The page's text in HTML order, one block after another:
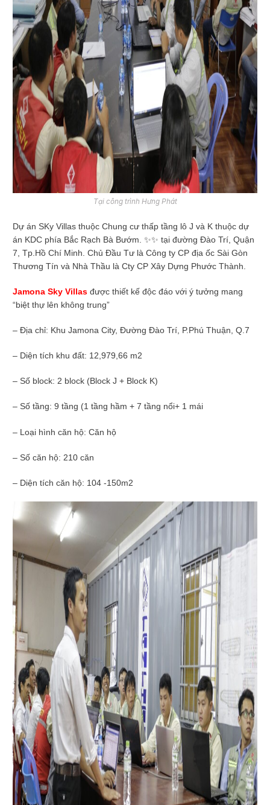
Tại công trình Hưng Phát
Dự án SKy Villas thuộc Chung cư thấp tầng lô J và K thuộc dự
án KDC phía Bắc Rạch Bà Bướm.✨✨ tại đường Đào Trí, Quận
7, Tp.Hồ Chí Minh. Chủ Đầu Tư là Công ty CP địa ốc Sài Gòn
Thương Tín và Nhà Thầu là Cty CP Xây Dựng Phước Thành.
Jamona Sky Villas được thiết kế độc đáo với ý tưởng mang
“biệt thự lên không trung”
– Địa chỉ: Khu Jamona City, Đường Đào Trí, P.Phú Thuận, Q.7
– Diện tích khu đất: 12,979,66 m2
– Số block: 2 block (Block J + Block K)
– Số tầng: 9 tầng (1 tầng hầm + 7 tầng nổi+ 1 mái
– Loại hình căn hộ: Căn hộ
– Số căn hộ: 210 căn
– Diện tích căn hộ: 104 -150m2